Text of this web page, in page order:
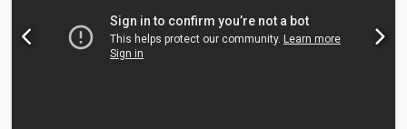
Ladevolumen 7,5m³ • ABS • EBS • Achsenanzahl 2 Dedpjy Hdwmjfx
Aaneck • Achshersteller: BPW • Pneumatische
Heckklappenverriegelung Laderauminnenmaße ca.: • Länge: